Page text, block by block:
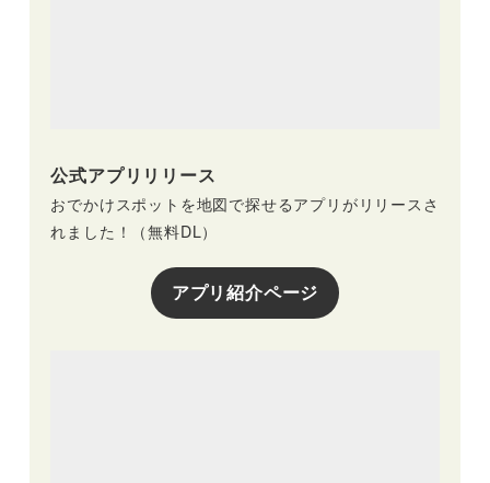
公式アプリリリース
おでかけスポットを地図で探せるアプリがリリースさ
れました！（無料DL）
アプリ紹介ページ